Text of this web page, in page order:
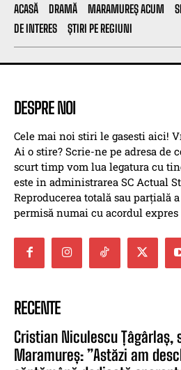
ACASĂ DRAMĂ MARAMUREȘ ACUM
DE INTERES
ȘTIRI PE REGIUNI
DESPRE NOI
Cele mai noi stiri le gasesti aici!
Ai o stire? Scrie-ne pe adresa de
scurt timp vom lua legatura cu
este in administrarea SC Actual
Reproducerea totală sau parțială
permisă numai cu acordul
RECENTE
Cristian Niculescu Țâgârlaș,
Maramureș: ”Astăzi am